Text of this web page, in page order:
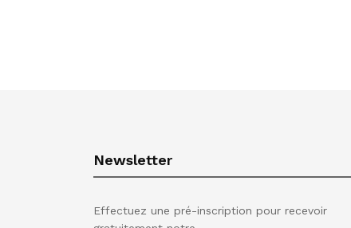
Newsletter
Effectuez une pré-inscription pour recevoir